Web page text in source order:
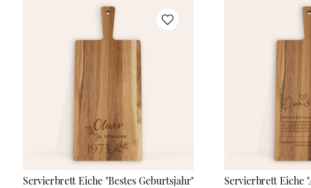
das Holz eingraviert. In unserem Online-Editor kannst Du das
Servierbrett ganz einfach mit Deinen individuellen Inhalten wie
Namen, Logo, einer schönen Widmung oder einem lustigen
Spruch gestalten. Somit eignet sich die Servierplatte ideal als
persönliches und zugleich nützliches Geschenk, das Deinen
Lieblingsmenschen lange Zeit Freude bereitet. Du erhältst das
Brett mit einem praktischen Griff mit Lochung, sodass Du es
auch als Wanddekoration aufhängen kannst. Die geölte
Holzoberfläche verleiht dem Servierbrett nicht nur eine edle
Optik, sondern ist auch sehr langlebig und sicher im Umgang
mit Lebensmitteln. Zur optimalen Pflege empfehlen wir die
manuelle Reinigung und gelegentliches Ölen mit einem
neutralen Öl (Leinöl, Sonnenblumenöl).
Servierbrett Eiche "Bestes Geburtsjahr" Servierbrett Eiche